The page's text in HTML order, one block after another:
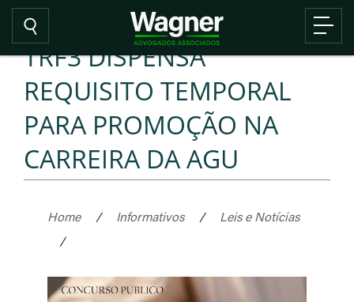
TRF3 DISPENSA
REQUISITO TEMPORAL
PARA PROMOÇÃO NA
CARREIRA DA AGU
Home / Informativos /
Leis e Notícias
/